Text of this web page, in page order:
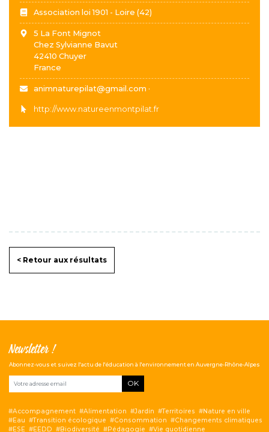
Association loi 1901 - Loire (42)
5 La Font Mignot
Chez Sylvianne Bavut
42410 Chuyer
France
animnaturepilat@gmail.com ·
http://www.natureenmontpilat.fr
< Retour aux résultats
Newsletter !
Abonnez-vous et suivez l'actu de l'éducation à l'environnement en Auvergne-Rhône-Alpes
OK
Accompagnement Alimentation Jardin Territoires
Nature en ville
Eau
Transition écologique Consommation
Changements climatiques
ESE
EEDD Biodiversité Pédagogie
Vie quotidienne